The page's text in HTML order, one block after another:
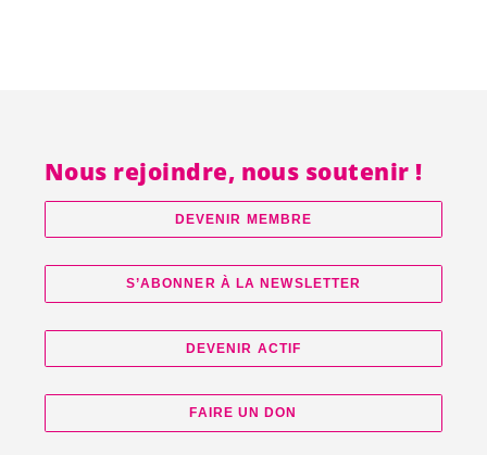
Nous rejoindre, nous soutenir !
DEVENIR MEMBRE
S’ABONNER À LA NEWSLETTER
DEVENIR ACTIF
FAIRE UN DON